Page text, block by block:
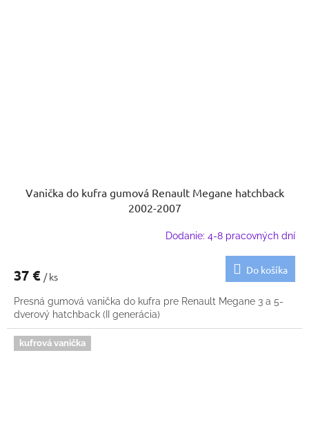
Vanička do kufra gumová Renault Megane hatchback
2002-2007
Dodanie: 4-8 pracovných dní
37 € / ks
Do košíka
Presná gumová vanička do kufra pre Renault Megane 3 a 5-
dverový hatchback (II generácia)
kufrová vanička